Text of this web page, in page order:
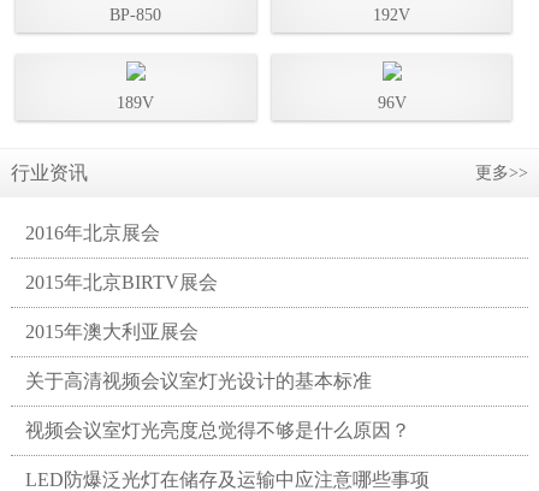
BP-850 192V
189V 96V
行业资讯 更多>>
2016年北京展会
2015年北京BIRTV展会
2015年澳大利亚展会
关于高清视频会议室灯光设计的基本标准
视频会议室灯光亮度总觉得不够是什么原因？
LED防爆泛光灯在储存及运输中应注意哪些事项